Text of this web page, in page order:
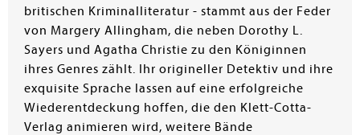
britischen Kriminalliteratur - stammt aus der Feder
von Margery Allingham, die neben Dorothy L.
Sayers und Agatha Christie zu den Königinnen
ihres Genres zählt. Ihr origineller Detektiv und ihre
exquisite Sprache lassen auf eine erfolgreiche
Wiederentdeckung hoffen, die den Klett-Cotta-
Verlag animieren wird, weitere Bände